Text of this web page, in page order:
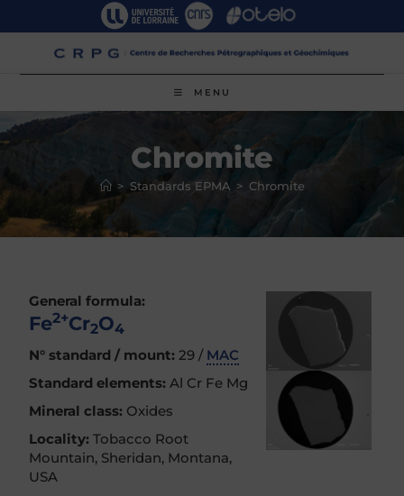
MENU
Chromite
> Standards EPMA > Chromite
General formula:
Fe2+Cr2O4
N° standard / mount: 29 / MAC
Standard elements: Al Cr Fe Mg
Mineral class: Oxides
Locality: Tobacco Root
Mountain, Sheridan, Montana,
USA